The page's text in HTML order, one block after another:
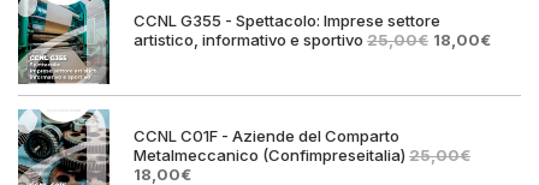
CCNL G355 - Spettacolo: Imprese settore
artistico, informativo e sportivo 25,00€ Il
era:
18,00€Il
è:
CCNL C01F - Aziende del Comparto
Metalmeccanico (Confimpreseitalia) 25,00€
Il18,00€Il